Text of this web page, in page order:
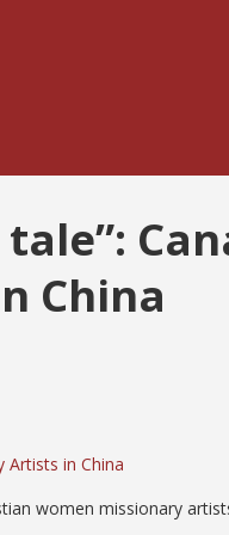
China
Artists in China
women missionary